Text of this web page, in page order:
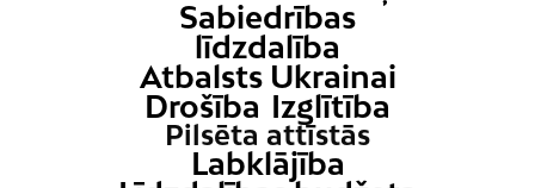
Sabiedrības
līdzdalība
Atbalsts Ukrainai
Drošība Izglītība
Pilsēta attīstās
Labklājība